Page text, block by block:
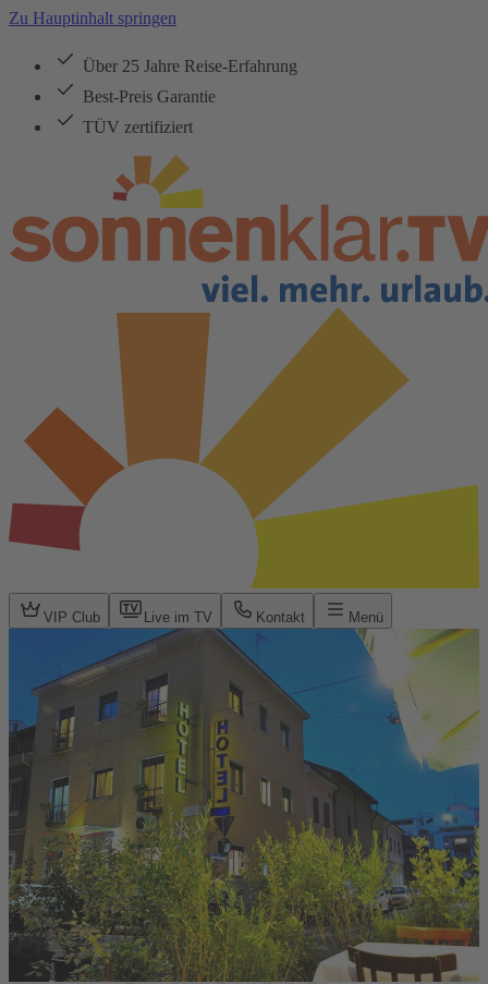
Zu Hauptinhalt springen
Über 25 Jahre Reise-Erfahrung
Best-Preis Garantie
TÜV zertifiziert
VIP Club Live im TV Kontakt Menü